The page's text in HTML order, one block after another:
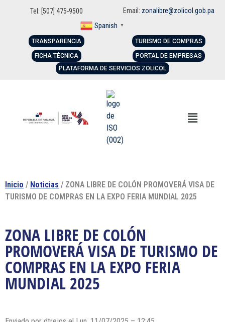
Tel: [507] 475-9500 Email: zonalibre@zolicol.gob.pa
Spanish ▼
TRANSPARENCIA
FICHA TÉCNICA
TURISMO DE COMPRAS
PORTAL DE EMPRESAS
PLATAFORMA DE SERVICIOS ZOLICOL
Inicio / Noticias / ZONA LIBRE DE COLÓN PROMOVERÁ VISA DE
TURISMO DE COMPRAS EN LA EXPO FERIA MUNDIAL 2025
ZONA LIBRE DE COLÓN
PROMOVERÁ VISA DE TURISMO DE
COMPRAS EN LA EXPO FERIA
MUNDIAL 2025